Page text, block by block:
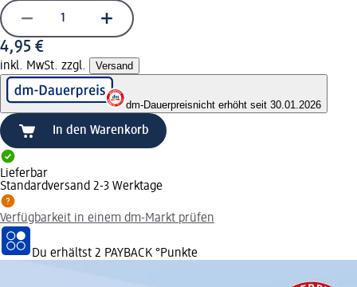
4,95 €
inkl. MwSt. zzgl. Versand
dm-Dauerpreisnicht erhöht seit 30.01.2026
In den Warenkorb
Lieferbar
Standardversand 2-3 Werktage
Verfügbarkeit in einem dm-Markt prüfen
Du erhältst 2 PAYBACK °Punkte